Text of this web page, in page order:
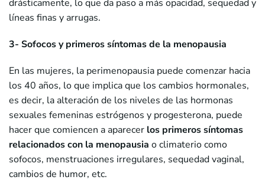
drásticamente, lo que da paso a más opacidad, sequedad y
líneas finas y arrugas.
3- Sofocos y primeros síntomas de la menopausia
En las mujeres, la perimenopausia puede comenzar hacia
los 40 años, lo que implica que los cambios hormonales,
es decir, la alteración de los niveles de las hormonas
sexuales femeninas estrógenos y progesterona, puede
hacer que comiencen a aparecer los primeros síntomas
relacionados con la menopausia o climaterio como
sofocos, menstruaciones irregulares, sequedad vaginal,
cambios de humor, etc.